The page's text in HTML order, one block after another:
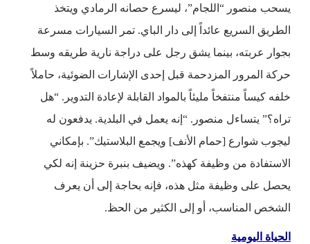
يسحب منصور “اللجام”، ليسرع حصانه الرمادي ويتخذ
الطريق السريع عائداً إلى دار الباي. تمر السيارات مسرعة
بجوار عربته، بينما يشق رجل على دراجة نارية طريقه وسط
حركة المرور المزدحمة قبل إحدى الإشارات الضوئية، حاملاً
خلفه كيساً منتفخاً مليئاً بالمواد القابلة لإعادة التدوير. “هل
تراه؟” يتساءل منصور. “إنه يعمل في البلدية. يدفعون له
ليجوب شوارع [حمام الأنف] ويجمع البلاستيك”. بإمكاني
الاستفادة من وظيفة كهذه”. ويضيف بنبرة حزينة إنه لكي
يحصل على وظيفة مثل هذه، فإنه بحاجة إلى أن يعرف
الشخص المناسب، أو إلى الكثير من الحظ.
الحياة اليومية